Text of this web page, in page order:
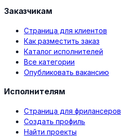
Заказчикам
Страница для клиентов
Как разместить заказ
Каталог исполнителей
Все категории
Опубликовать вакансию
Исполнителям
Страница для фрилансеров
Создать профиль
Найти проекты